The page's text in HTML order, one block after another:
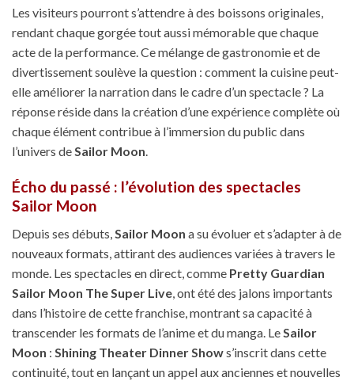
Les visiteurs pourront s’attendre à des boissons originales,
rendant chaque gorgée tout aussi mémorable que chaque
acte de la performance. Ce mélange de gastronomie et de
divertissement soulève la question : comment la cuisine peut-
elle améliorer la narration dans le cadre d’un spectacle ? La
réponse réside dans la création d’une expérience complète où
chaque élément contribue à l’immersion du public dans
l’univers deSailor Moon.
Écho du passé : l’évolution des spectacles
Sailor Moon
Depuis ses débuts, Sailor Moon a su évoluer et s’adapter à de
nouveaux formats, attirant des audiences variées à travers le
monde. Les spectacles en direct, comme Pretty Guardian
Sailor Moon The Super Live , ont été des jalons importants
dans l’histoire de cette franchise, montrant sa capacité à
transcender les formats de l’anime et du manga. Le Sailor
Moon : Shining Theater Dinner Shows’inscrit dans cette
continuité, tout en lançant un appel aux anciennes et nouvelles